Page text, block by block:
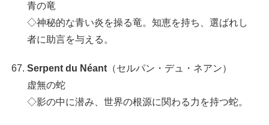
青の竜
◇神秘的な青い炎を操る竜。知恵を持ち、選ばれし
者に助言を与える。
Serpent du Néant （セルパン・デュ・ネアン）
虚無の蛇
◇影の中に潜み、世界の根源に関わる力を持つ蛇。